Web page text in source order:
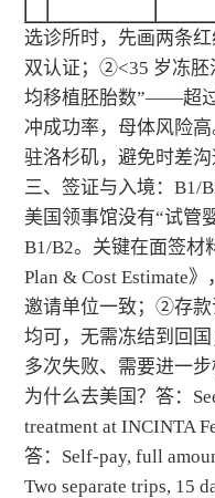
选诊所时，先画两条
双认证；②<35 岁冻胚
均移植胚胎数”——超
冲成功率，母体风险
驻洛杉矶，避免时差沟
三、签证与入境：B1/
美国领事馆没有“试管
B1/B2。关键在面签材
Plan & Cost Estimate
邀请单位一致；②存款
均可，无需冻结到回
多次失败、需要进一
为什么去美国？答：
treatment at INCINTA
答：Self-pay, full
Two separate trips, 15